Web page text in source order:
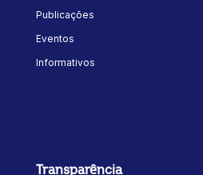
Publicações
Eventos
Informativos
Transparência